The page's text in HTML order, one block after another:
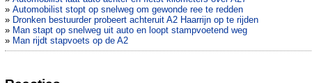
» Automobilist stopt op snelweg om gewonde ree te redden
» Dronken bestuurder probeert achteruit A2 Haarrijn op te rijden
» Man stapt op snelweg uit auto en loopt stampvoetend weg
» Man rijdt stapvoets op de A2